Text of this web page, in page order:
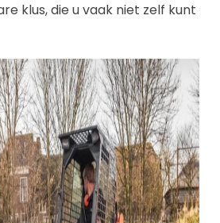
klus, die u vaak niet zelf kunt